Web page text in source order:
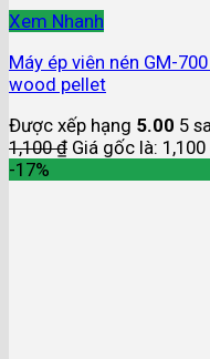
Xem Nhanh
Máy ép viên nén GM-
wood pellet
Được xếp hạng 5.00 5
1,100₫ Giá gốc là: 1,100
-17%